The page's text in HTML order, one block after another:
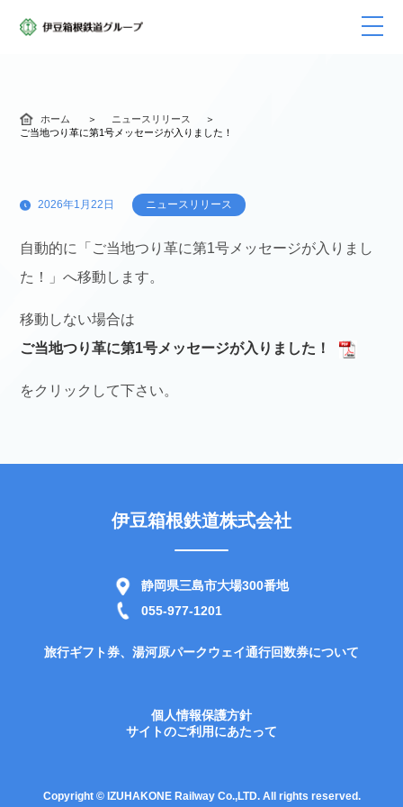
ホーム
ニュースリリース
ご当地つり革に第1号メッセージが入りました！
2026年1月22日 ニュースリリース
自動的に「ご当地つり革に第1号メッセージが入りまし
た！」へ移動します。
移動しない場合は
ご当地つり革に第1号メッセージが入りました！
をクリックして下さい。
伊豆箱根鉄道株式会社
静岡県三島市大場300番地
055-977-1201
旅行ギフト券、湯河原パークウェイ通行回数券について
個人情報保護方針
サイトのご利用にあたって
Copyright © IZUHAKONE Railway Co.,LTD. All rights reserved.